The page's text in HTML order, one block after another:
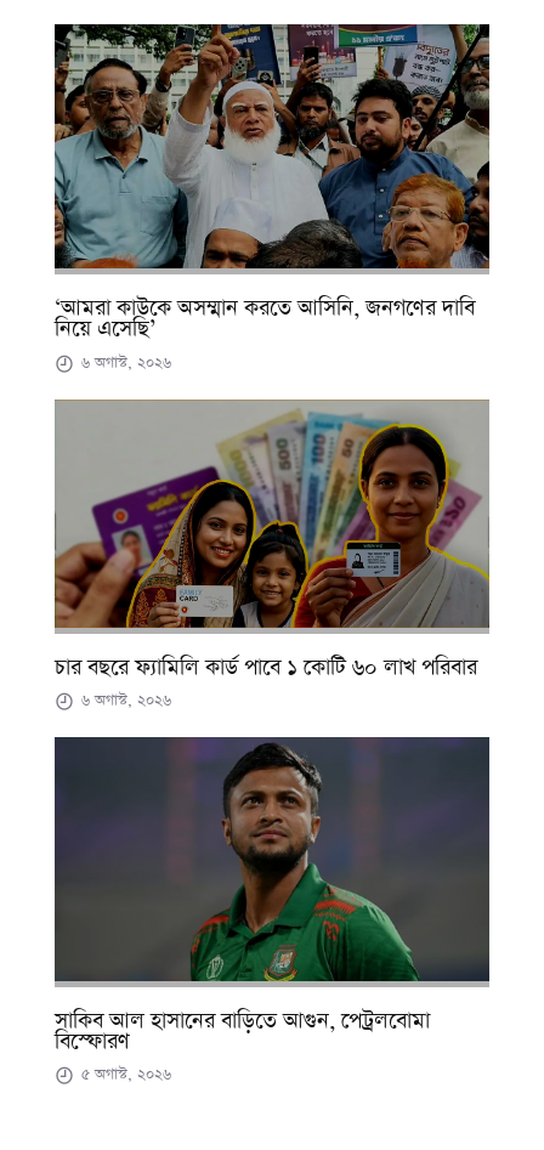
‘আমরা কাউকে অসম্মান করতে আসিনি, জনগণের দাবি
নিয়ে এসেছি’
৬ অগাস্ট, ২০২৬
চার বছরে ফ্যামিলি কার্ড পাবে ১ কোটি ৬০ লাখ পরিবার
৬ অগাস্ট, ২০২৬
সাকিব আল হাসানের বাড়িতে আগুন, পেট্রলবোমা
বিস্ফোরণ
৫ অগাস্ট, ২০২৬